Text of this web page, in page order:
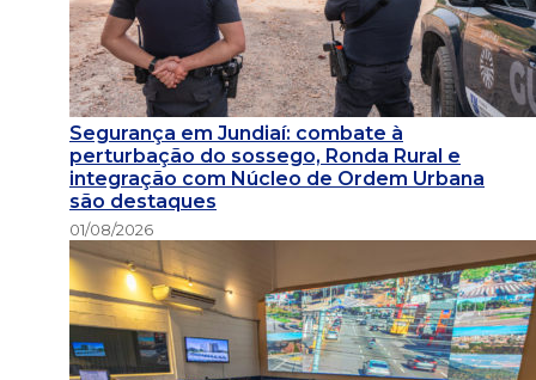
Segurança em Jundiaí: combate à
perturbação do sossego, Ronda Rural e
integração com Núcleo de Ordem Urbana
são destaques
01/08/2026